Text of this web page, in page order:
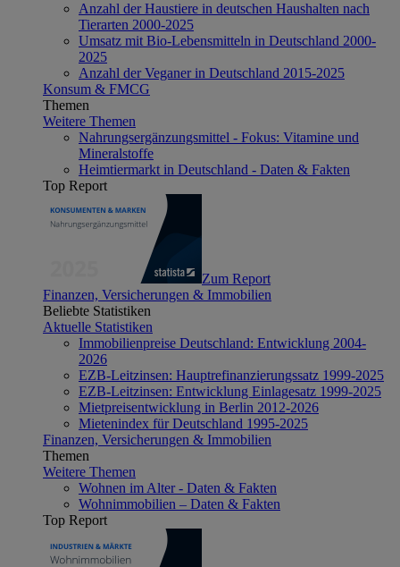
Anzahl der Haustiere in deutschen Haushalten nach
Tierarten 2000-2025
Umsatz mit Bio-Lebensmitteln in Deutschland 2000-
2025
Anzahl der Veganer in Deutschland 2015-2025
Konsum & FMCG
Themen
Weitere Themen
Nahrungsergänzungsmittel - Fokus: Vitamine und
Mineralstoffe
Heimtiermarkt in Deutschland - Daten & Fakten
Top Report
Zum Report
Finanzen, Versicherungen & Immobilien
Beliebte Statistiken
Aktuelle Statistiken
Immobilienpreise Deutschland: Entwicklung 2004-
2026
EZB-Leitzinsen: Hauptrefinanzierungssatz 1999-2025
EZB-Leitzinsen: Entwicklung Einlagesatz 1999-2025
Mietpreisentwicklung in Berlin 2012-2026
Mietenindex für Deutschland 1995-2025
Finanzen, Versicherungen & Immobilien
Themen
Weitere Themen
Wohnen im Alter - Daten & Fakten
Wohnimmobilien – Daten & Fakten
Top Report